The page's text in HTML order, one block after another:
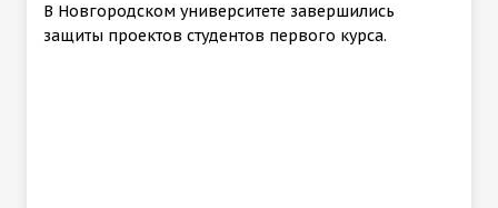
В Новгородском университете завершились
защиты проектов студентов первого курса.